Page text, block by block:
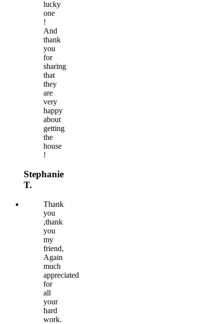
lucky
one
!
And
thank
you
for
sharing
that
they
are
very
happy
about
getting
the
house
!
Stephanie
T.
Thank
you
,thank
you
my
friend,
Again
much
appreciated
for
all
your
hard
work.